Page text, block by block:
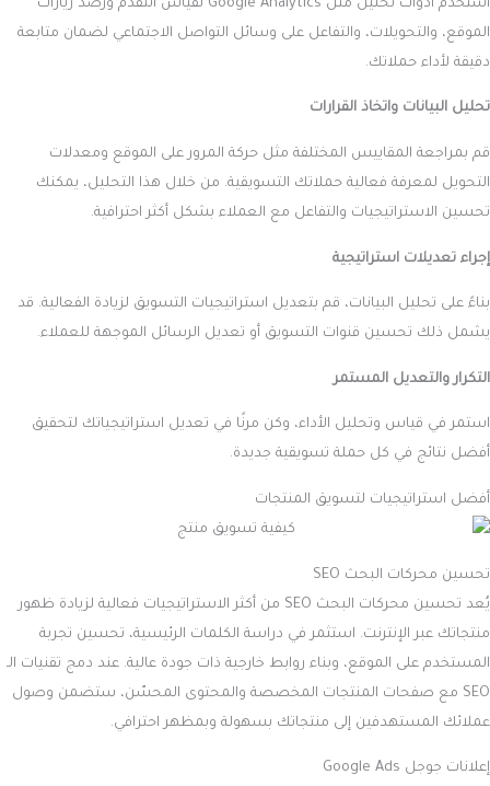
استخدم أدوات تحليل مثل Google Analytics لقياس التقدم ورصد زيارات
الموقع، والتحويلات، والتفاعل على وسائل التواصل الاجتماعي لضمان متابعة
دقيقة لأداء حملاتك.
تحليل البيانات واتخاذ القرارات
قم بمراجعة المقاييس المختلفة مثل حركة المرور على الموقع ومعدلات
التحويل لمعرفة فعالية حملاتك التسويقية. من خلال هذا التحليل، يمكنك
تحسين الاستراتيجيات والتفاعل مع العملاء بشكل أكثر احترافية.
إجراء تعديلات استراتيجية
بناءً على تحليل البيانات، قم بتعديل استراتيجيات التسويق لزيادة الفعالية. قد
يشمل ذلك تحسين قنوات التسويق أو تعديل الرسائل الموجهة للعملاء.
التكرار والتعديل المستمر
استمر في قياس وتحليل الأداء، وكن مرنًا في تعديل استراتيجياتك لتحقيق
أفضل نتائج في كل حملة تسويقية جديدة.
أفضل استراتيجيات لتسويق المنتجات
تحسين محركات البحث SEO
يُعد تحسين محركات البحث SEO من أكثر الاستراتيجيات فعالية لزيادة ظهور
منتجاتك عبر الإنترنت. استثمر في دراسة الكلمات الرئيسية، تحسين تجربة
المستخدم على الموقع، وبناء روابط خارجية ذات جودة عالية. عند دمج تقنيات الـ
SEO مع صفحات المنتجات المخصصة والمحتوى المحسّن، ستضمن وصول
عملائك المستهدفين إلى منتجاتك بسهولة وبمظهر احترافي.
إعلانات جوجل Google Ads